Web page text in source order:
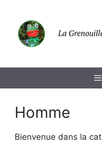
contenu
Homme
Bienvenue dans la